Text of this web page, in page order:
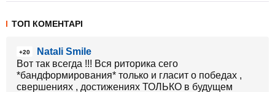
ТОП КОМЕНТАРІ
+20
Natali Smile
Вот так всегда !!! Вся риторика сего
*бандформирования* только и гласит о победах ,
свершениях , достижениях ТОЛЬКО в будущем